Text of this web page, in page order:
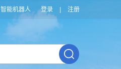
智能机器人 登录 注册